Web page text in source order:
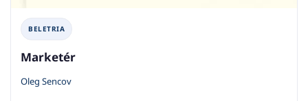
BELETRIA
Marketér
Oleg Sencov